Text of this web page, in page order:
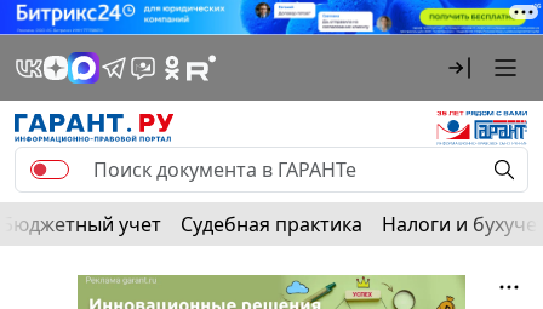
Бюджетный учет Судебная практика Налоги и